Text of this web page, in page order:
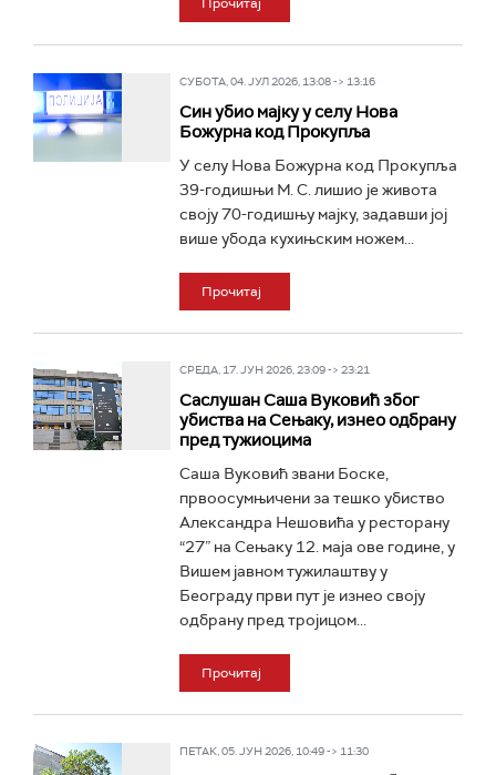
СУБОТА, 04. ЈУЛ 2026, 13:08 -> 13:16
Син убио мајку у селу Нова
Божурна код Прокупља
У селу Нова Божурна код Прокупља
39-годишњи М. С. лишио је живота
своју 70-годишњу мајку, задавши јој
више убода кухињским ножем...
Прочитај
СРЕДА, 17. ЈУН 2026, 23:09 -> 23:21
Саслушан Саша Вуковић због
убиства на Сењаку, изнео одбрану
пред тужиоцима
Саша Вуковић звани Боске,
првоосумњичени за тешко убиство
Александра Нешовића у ресторану
“27” на Сењаку 12. маја ове године, у
Вишем јавном тужилаштву у
Београду први пут је изнео своју
одбрану пред тројицом...
Прочитај
ПЕТАК, 05. ЈУН 2026, 10:49 -> 11:30